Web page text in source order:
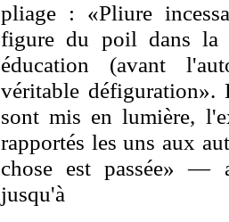
pliage : «Pliure
figure du poil dans la
éducation (avant
véritable défiguration».
sont mis en lumière,
rapportés les uns aux
chose est passée» —
jusqu'à